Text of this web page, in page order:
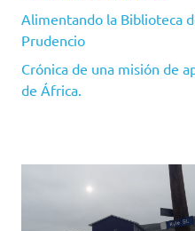
Alimentando la Biblioteca
Prudencio
Crónica de una misión de
de África.